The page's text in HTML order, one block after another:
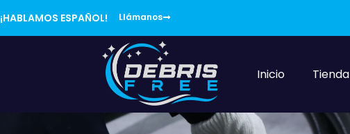
¡HABLAMOS ESPAÑOL! Llámanos
Inicio Tienda